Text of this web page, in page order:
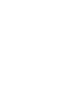
Camins